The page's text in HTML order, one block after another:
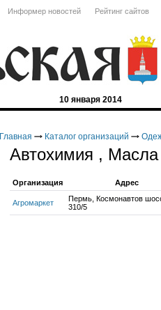
Информер новостей Рейтинг сайтов
10 января 2014
Главная Каталог организаций
Автохимия , Масла
Организация Адрес
Агромаркет
Пермь, Космонавтов
310/5